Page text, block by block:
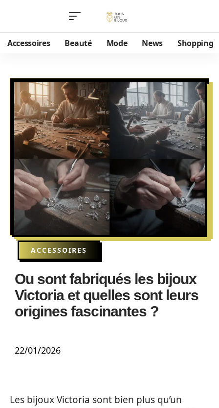
Accessoires Beauté Mode News Shopping
ACCESSOIRES
Ou sont fabriqués les bijoux
Victoria et quelles sont leurs
origines fascinantes ?
22/01/2026
Les bijoux Victoria sont bien plus qu’un